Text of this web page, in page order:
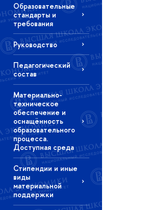
Образовательные
стандарты и
требования
Руководство
Педагогический
состав
Материально-
техническое
обеспечение и
оснащённость
образовательного
процесса.
Доступная среда
Стипендии и иные
виды
материальной
поддержки